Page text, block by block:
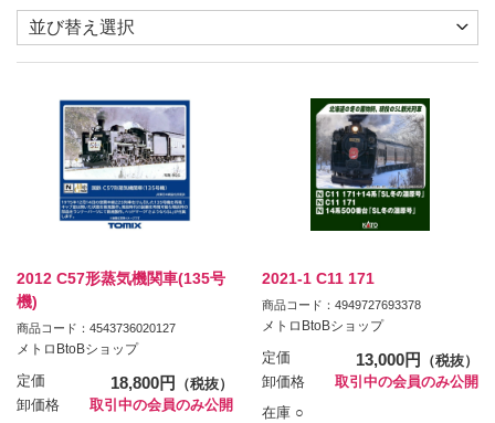
2012 C57形蒸気機関車(135号
機)
商品コード：4543736020127
メトロBtoBショップ
定価 18,800円
（税抜）
卸価格
取引中の会員のみ公開
2021-1 C11 171
商品コード：4949727693378
メトロBtoBショップ
定価 13,000円
（税抜）
卸価格
取引中の会員のみ公開
在庫 ○